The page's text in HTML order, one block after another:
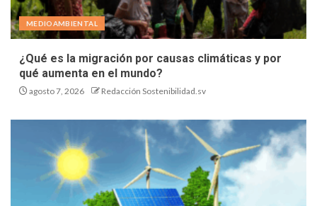
MEDIOAMBIENTAL
¿Qué es la migración por causas climáticas y por
qué aumenta en el mundo?
agosto 7, 2026 Redacción Sostenibilidad.sv